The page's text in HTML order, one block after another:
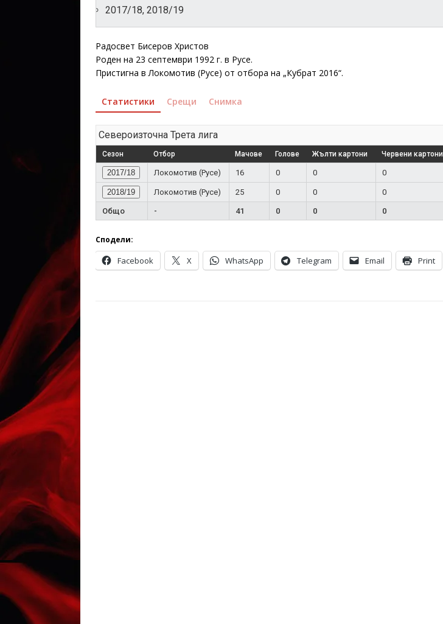
2017/18, 2018/19
Радосвет Бисеров Христов
Роден на 23 септември 1992 г. в Русе.
Пристигна в Локомотив (Русе) от отбора на „Кубрат 2016“.
Статистики Срещи Снимка
Североизточна Трета лига
Сезон Отбор Мачове Голове Жълти картони Червени картони
2017/18 Локомотив (Русе) 16 0 0 0
2018/19 Локомотив (Русе) 25 0 0 0
Общо - 41 0 0 0
Сподели:
Facebook X WhatsApp Telegram Email Print